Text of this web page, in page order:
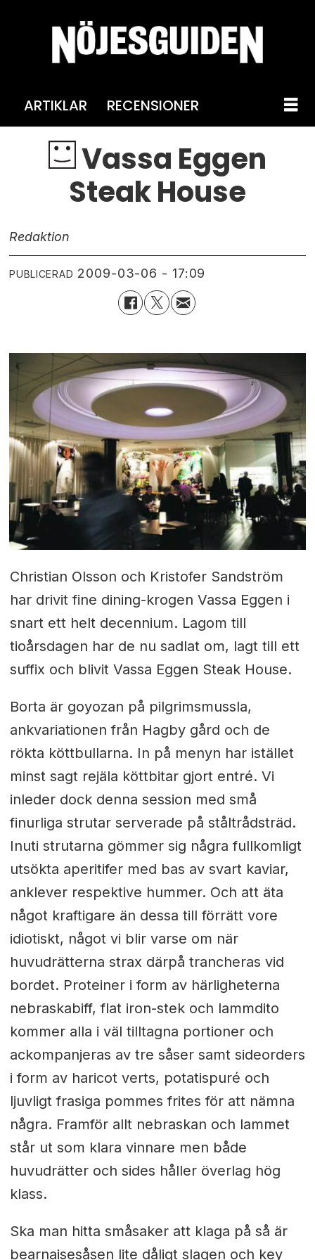
ARTIKLAR RECENSIONER
Vassa Eggen
Steak House
Redaktion
PUBLICERAD 2009-03-06 - 17:09
Christian Olsson och Kristofer Sandström
har drivit fine dining-krogen Vassa Eggen i
snart ett helt decennium. Lagom till
tioårsdagen har de nu sadlat om, lagt till ett
suffix och blivit Vassa Eggen Steak House.
Borta är goyozan på pilgrimsmussla,
ankvariationen från Hagby gård och de
rökta köttbullarna. In på menyn har istället
minst sagt rejäla köttbitar gjort entré. Vi
inleder dock denna session med små
finurliga strutar serverade på ståltrådsträd.
Inuti strutarna gömmer sig några fullkomligt
utsökta aperitifer med bas av svart kaviar,
anklever respektive hummer. Och att äta
något kraftigare än dessa till förrätt vore
idiotiskt, något vi blir varse om när
huvudrätterna strax därpå trancheras vid
bordet. Proteiner i form av härligheterna
nebraskabiff, flat iron-stek och lammdito
kommer alla i väl tilltagna portioner och
ackompanjeras av tre såser samt sideorders
i form av haricot verts, potatispuré och
ljuvligt frasiga pommes frites för att nämna
några. Framför allt nebraskan och lammet
står ut som klara vinnare men både
huvudrätter och sides håller överlag hög
klass.
Ska man hitta småsaker att klaga på så är
bearnaisesåsen lite dåligt slagen och key